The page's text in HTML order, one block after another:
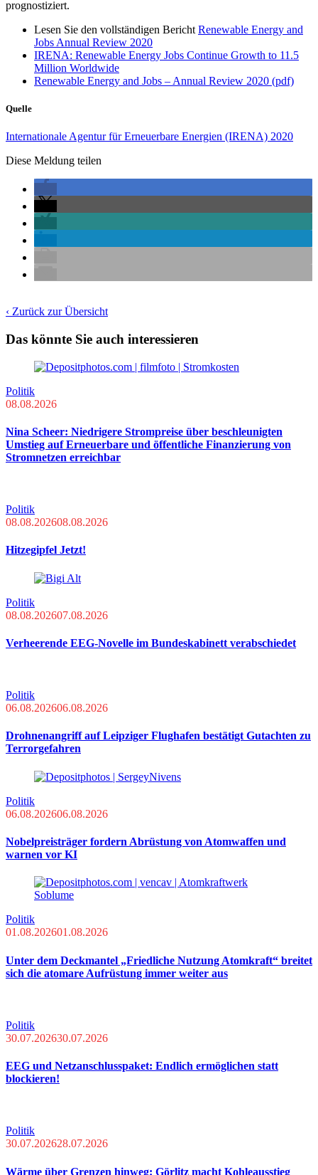
prognostiziert.
Lesen Sie den vollständigen Bericht Renewable Energy and
Jobs Annual Review 2020
IRENA: Renewable Energy Jobs Continue Growth to 11.5
Million Worldwide
Renewable Energy and Jobs – Annual Review 2020 (pdf)
Quelle
Internationale Agentur für Erneuerbare Energien (IRENA) 2020
Diese Meldung teilen
‹ Zurück zur Übersicht
Das könnte Sie auch interessieren
Politik
08.08.2026
Nina Scheer: Niedrigere Strompreise über beschleunigten
Umstieg auf Erneuerbare und öffentliche Finanzierung von
Stromnetzen erreichbar
Politik
08.08.202608.08.2026
Hitzegipfel Jetzt!
Politik
08.08.202607.08.2026
Verheerende EEG-Novelle im Bundeskabinett verabschiedet
Politik
06.08.202606.08.2026
Drohnenangriff auf Leipziger Flughafen bestätigt Gutachten zu
Terrorgefahren
Politik
06.08.202606.08.2026
Nobelpreisträger fordern Abrüstung von Atomwaffen und
warnen vor KI
Politik
01.08.202601.08.2026
Unter dem Deckmantel „Friedliche Nutzung Atomkraft“ breitet
sich die atomare Aufrüstung immer weiter aus
Politik
30.07.202630.07.2026
EEG und Netzanschlusspaket: Endlich ermöglichen statt
blockieren!
Politik
30.07.202628.07.2026
Wärme über Grenzen hinweg: Görlitz macht Kohleausstieg